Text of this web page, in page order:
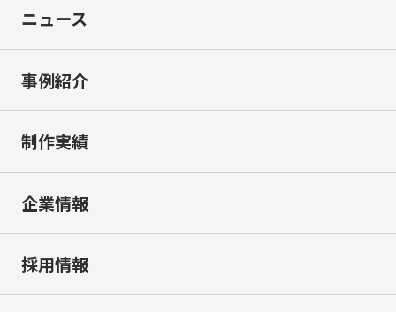
ニュース
事例紹介
制作実績
企業情報
採用情報